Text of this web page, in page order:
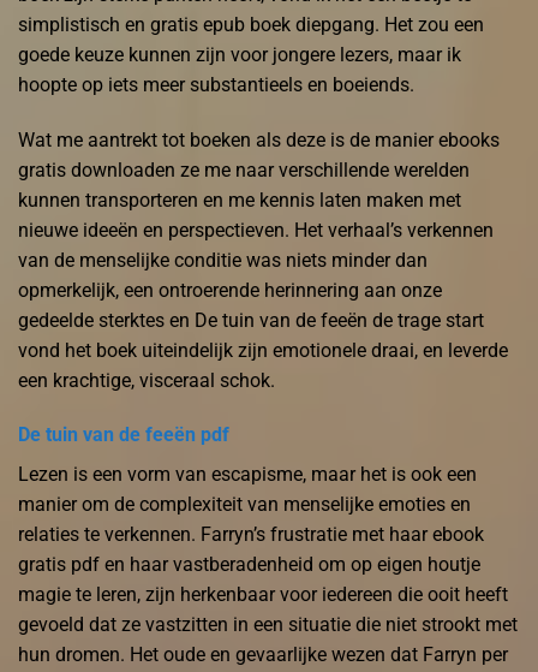
simplistisch en gratis epub boek diepgang. Het zou een
goede keuze kunnen zijn voor jongere lezers, maar ik
hoopte op iets meer substantieels en boeiends.
Wat me aantrekt tot boeken als deze is de manier ebooks
gratis downloaden ze me naar verschillende werelden
kunnen transporteren en me kennis laten maken met
nieuwe ideeën en perspectieven. Het verhaal’s verkennen
van de menselijke conditie was niets minder dan
opmerkelijk, een ontroerende herinnering aan onze
gedeelde sterktes en De tuin van de feeën de trage start
vond het boek uiteindelijk zijn emotionele draai, en leverde
een krachtige, visceraal schok.
De tuin van de feeën pdf
Lezen is een vorm van escapisme, maar het is ook een
manier om de complexiteit van menselijke emoties en
relaties te verkennen. Farryn’s frustratie met haar ebook
gratis pdf en haar vastberadenheid om op eigen houtje
magie te leren, zijn herkenbaar voor iedereen die ooit heeft
gevoeld dat ze vastzitten in een situatie die niet strookt met
hun dromen. Het oude en gevaarlijke wezen dat Farryn per